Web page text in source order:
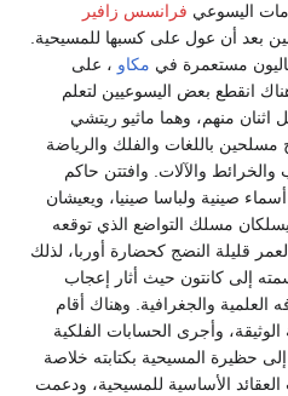
اليسوعي فرانسس زافير
بعد أن عول على كسبها للمسيحية.
مستعمرة في مكاو ، على
انقطع بعض اليسوعيين لتعلم
اثنان منهم، وهما ماثيو ريتشي
مسلحين باللغات والفلك والرياضة
والآلات. وافتتن حاكم
صينية ولباسا صينيا، ويعيشان
مسلك التواضع الذي توقعه
قليلة النضج كحضارة أوربا، لذلك
إلى كانتون حيث أثار إعجاب
العلمية والجغرافية. وهناك أقام
وأجرى الحسابات الفلكية
حظيرة المسيحية بكتابته خلاصة
الأساسية للمسيحية، ودعمت